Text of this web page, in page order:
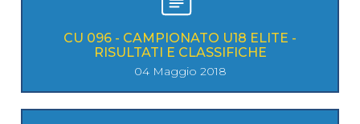
CU 096 - CAMPIONATO U18 ELITE -
RISULTATI E CLASSIFICHE
04 Maggio 2018